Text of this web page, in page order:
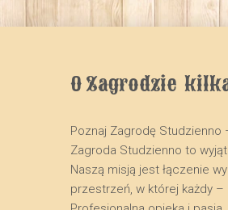
O Zagrodzie
Poznaj Zagrodę
​Zagroda Studzienno to
Naszą misją jest łączenie
przestrzeń, w której każdy